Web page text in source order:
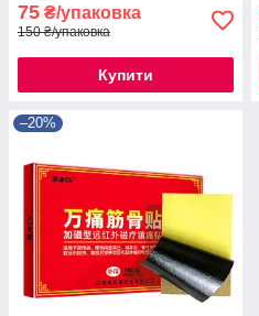
75 ₴/упаковка
150 ₴/упаковка
Купити
–20%